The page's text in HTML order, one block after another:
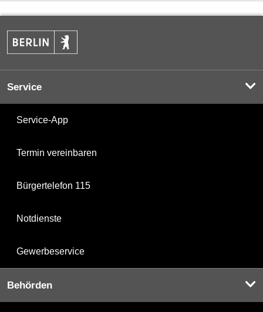
Service
Service-App
Termin vereinbaren
Bürgertelefon 115
Notdienste
Gewerbeservice
Behörden